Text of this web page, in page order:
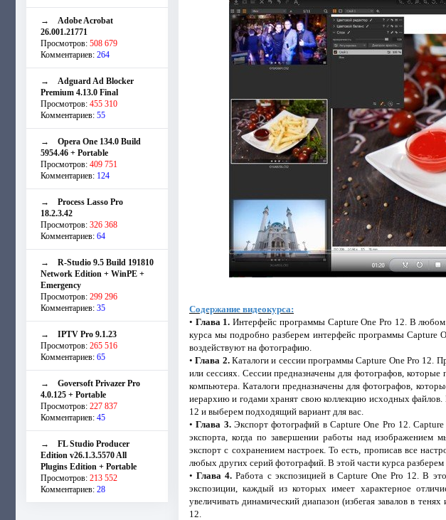
→ Adobe Acrobat
26.001.21771
Просмотров: 508 679
Комментариев: 264
→ Adguard Ad Blocker
Premium 4.13.0 Final
Просмотров: 455 310
Комментариев: 55
→ Opera One 134.0 Build
5954.46 + Portable
Просмотров: 409 751
Комментариев: 124
→ Process Lasso Pro
18.2.3.42
Просмотров: 326 368
Комментариев: 64
→ R-Studio 9.5 Build 191810
Network Edition + WinPE +
Emergency
Просмотров: 299 296
Комментариев: 35
→ IPTV Pro 9.1.23
Просмотров: 265 516
Комментариев: 65
→ Goversoft Privazer Pro
4.0.125 + Portable
Просмотров: 227 837
Комментариев: 45
→ FL Studio Producer
Edition v26.1.3.5570 All
Plugins Edition + Portable
Просмотров: 213 552
Комментариев: 28
Содержание видеокурса:
• Глава 1. Интерфейс программы Capture One Pro 12. В любом
курса мы подробно разберем интерфейс программы Capture
воздействуют на фотографию.
•Глава 2.Каталоги и сессии программы Capture One Pro 12.
или сессиях. Сессии предназначены для фотографов,
компьютера. Каталоги предназначены для фотографов,
иерархию и годами хранят свою коллекцию исходных файлов.
12 и выберем подходящий вариант для вас.
•Глава 3.Экспорт фотографий в Capture One Pro 12.
экспорта, когда по завершении работы над
экспорт с сохранением настроек. То есть, прописав все
любых других серий фотографий. В этой части курса разберем
•Глава 4. Работа с экспозицией в Capture One Pro 12. В
экспозиции, каждый из которых имеет характерное
увеличивать динамический диапазон (избегая завалов в
12.